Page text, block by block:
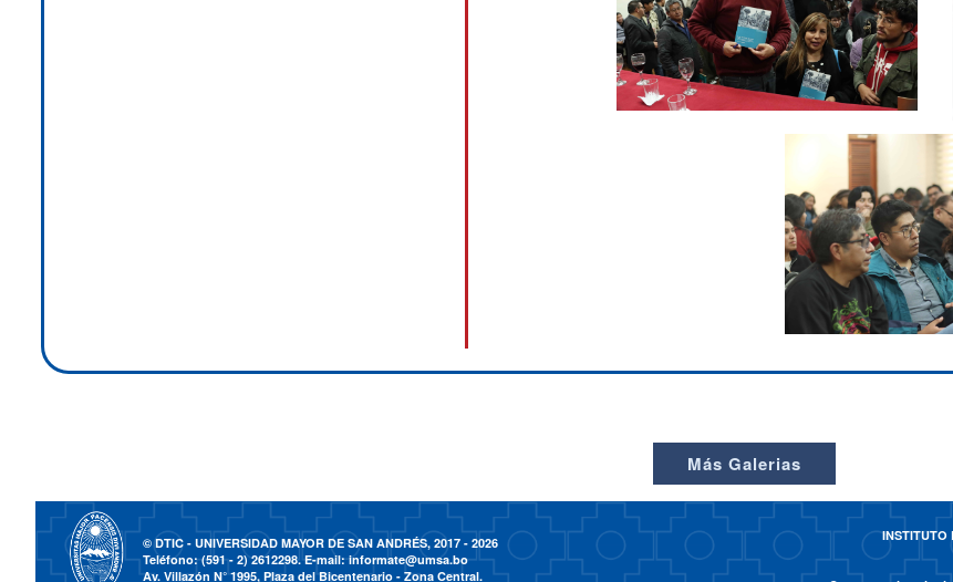
Más Galerias
© DTIC - UNIVERSIDAD MAYOR DE SAN ANDRÉS, 2017 - 2026
Teléfono: (591 - 2) 2612298. E-mail:informate@umsa.bo
Av. Villazón N° 1995, Plaza del Bicentenario - Zona Central.
INSTITUTO